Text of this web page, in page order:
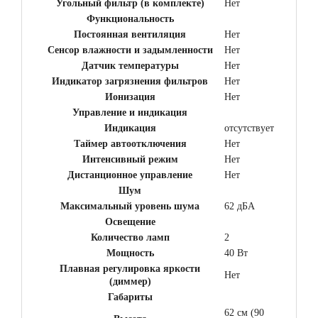
Угольный фильтр (в комплекте)
Нет
Функциональность
Постоянная вентиляция
Нет
Сенсор влажности и задымленности
Нет
Датчик температуры
Нет
Индикатор загрязнения фильтров
Нет
Ионизация
Нет
Управление и индикация
Индикация
отсутствует
Таймер автоотключения
Нет
Интенсивный режим
Нет
Дистанционное управление
Нет
Шум
Максимальный уровень шума
62 дБА
Освещение
Количество ламп
2
Мощность
40 Вт
Плавная регулировка яркости
(диммер)
Нет
Габариты
62 см (90